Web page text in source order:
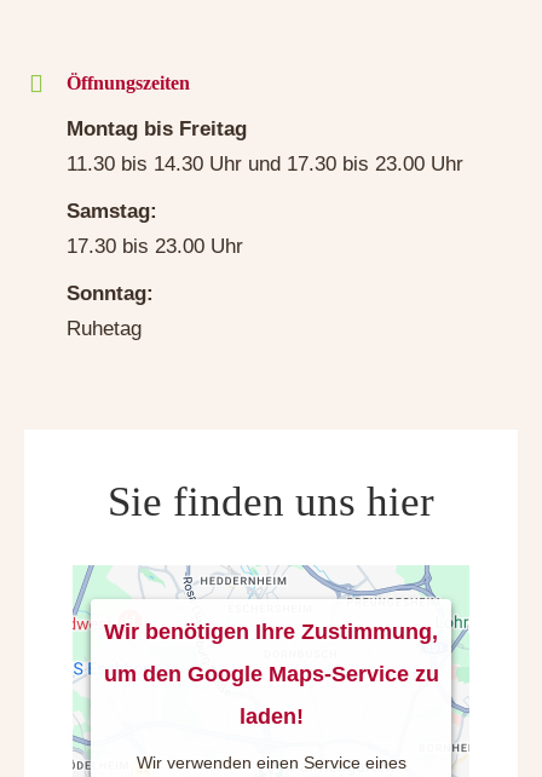
Öffnungszeiten
Montag bis Freitag
11.30 bis 14.30 Uhr und 17.30 bis 23.00 Uhr
Samstag:
17.30 bis 23.00 Uhr
Sonntag:
Ruhetag
Sie finden uns hier
Wir benötigen Ihre Zustimmung,
um den Google Maps-Service zu
laden!
Wir verwenden einen Service eines